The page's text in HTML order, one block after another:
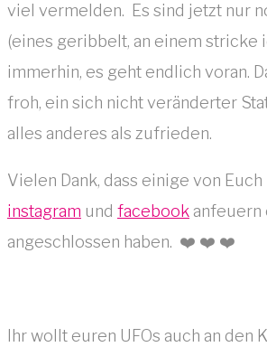
viel vermelden. Es sind jetzt nur
(eines geribbelt, an einem stricke
immerhin, es geht endlich voran.
froh, ein sich nicht veränderter
alles anderes als zufrieden.
Vielen Dank, dass einige von
instagram und facebook anfeuern
angeschlossen haben. ❤️ ❤️ ❤️
Ihr wollt euren UFOs auch an den